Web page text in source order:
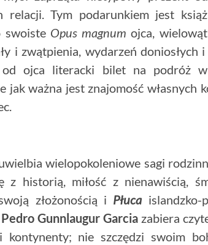
relacji. Tym podarunkiem jest
swoiste Opus magnum ojca,
i zwątpienia, wydarzeń
od ojca literacki bilet na podróż
jak ważna jest znajomość
wielopokoleniowe sagi
z historią, miłość z nienawiścią,
złożonością i Płucaislandzko-
Pedro Gunnlaugur Garcia zabiera
kontynenty; nie szczędzi swoim